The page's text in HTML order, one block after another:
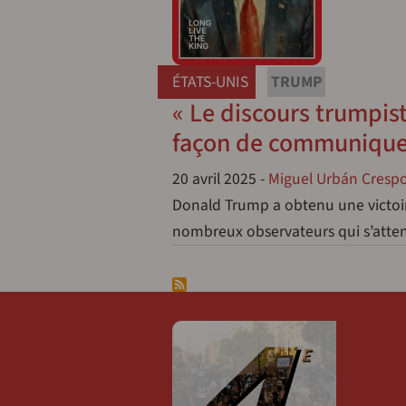
ÉTATS-UNIS TRUMP
« Le discours
façon de
20 avril 2025 - Miguel Urbán
Donald Trump a obtenu une
nombreux observateurs qui